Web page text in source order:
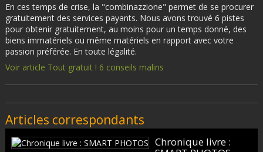
En ces temps de crise, la "combinazzione" permet de se procurer
gratuitement des services payants. Nous avons trouvé 6 pistes
pour obtenir gratuitement, au moins pour un temps donné, des
biens immatériels ou même matériels en rapport avec votre
passion préférée. En toute légalité.
Voir article Tout gratuit ! 6 conseils malins
Articles correspondants
Chronique livre :